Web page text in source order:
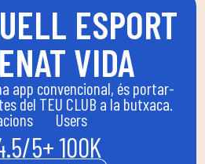
ESPORT
VIDA
app convencional, és portar-
del TEU CLUB a la butxaca.
5
Users
+ 100K